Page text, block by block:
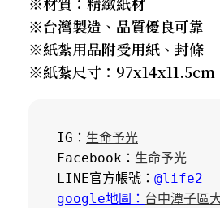
※台灣製造、品質優良可靠
※紙紮用品附受用紙、封條
※紙紮尺寸：97x14x11.5cm
IG： 生命予光
Facebook： 生命予光
LINE官方帳號： @life2
google地圖： 台中潭子區